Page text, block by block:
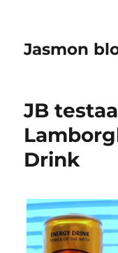
Jasmon
JB
Drink